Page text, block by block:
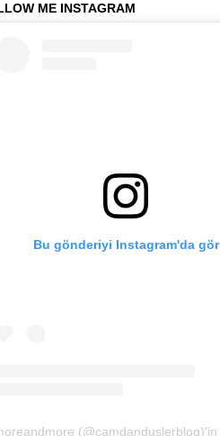
ME INSTAGRAM
Bu gönderiyi Instagram'da gör